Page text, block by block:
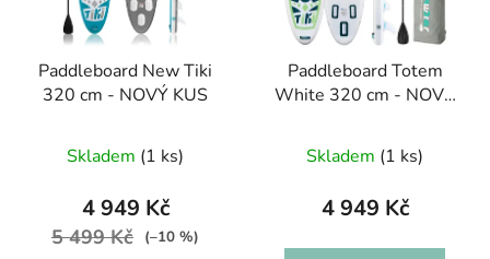
Paddleboard New Tiki
320 cm - NOVÝ KUS
Skladem (1 ks)
4 949 Kč
5 499 Kč (–10 %)
Paddleboard Totem
White 320 cm - NOVÝ
Skladem (1 ks)
4 949 Kč